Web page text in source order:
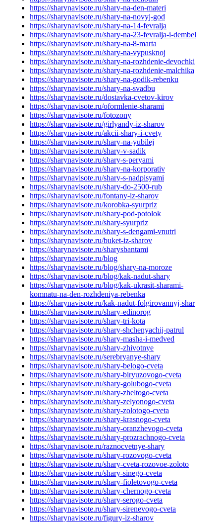
https://sharynavisote.ru/shary-na-den-materi
https://sharynavisote.ru/shary-na-novyj-god
https://sharynavisote.ru/shary-na-14-fevralja
https://sharynavisote.ru/shary-na-23-fevralja-i-dembel
https://sharynavisote.ru/shary-na-8-marta
https://sharynavisote.ru/shary-na-vypusknoj
https://sharynavisote.ru/shary-na-rozhdenie-devochki
https://sharynavisote.ru/shary-na-rozhdenie-malchika
https://sharynavisote.ru/shary-na-godik-rebenku
https://sharynavisote.ru/shary-na-svadbu
https://sharynavisote.ru/dostavka-cvetov-kirov
https://sharynavisote.ru/oformlenie-sharami
https://sharynavisote.ru/fotozony
https://sharynavisote.ru/girlyandy-iz-sharov
https://sharynavisote.ru/akcii-shary-i-cvety
https://sharynavisote.ru/shary-na-yubilej
https://sharynavisote.ru/shary-v-sadik
https://sharynavisote.ru/shary-s-peryami
https://sharynavisote.ru/shary-na-korporativ
https://sharynavisote.ru/shary-s-nadpisyami
https://sharynavisote.ru/shary-do-2500-rub
https://sharynavisote.ru/fontany-iz-sharov
https://sharynavisote.ru/korobka-syurpriz
https://sharynavisote.ru/shary-pod-potolok
https://sharynavisote.ru/shary-syurpriz
https://sharynavisote.ru/shary-s-dengami-vnutri
https://sharynavisote.ru/buket-iz-sharov
https://sharynavisote.ru/sharysbantami
https://sharynavisote.ru/blog
https://sharynavisote.ru/blog/shary-na-moroze
https://sharynavisote.ru/blog/kak-nadut-shary
https://sharynavisote.ru/blog/kak-ukrasit-sharami-
komnatu-na-den-rozhdeniya-rebenka
https://sharynavisote.ru/kak-nadut-folgirovannyj-shar
https://sharynavisote.ru/shary-edinorog
https://sharynavisote.ru/shary-tri-kota
https://sharynavisote.ru/shary-shchenyachij-patrul
https://sharynavisote.ru/shary-masha-i-medved
https://sharynavisote.ru/shary-zhivotnye
https://sharynavisote.ru/serebryanye-shary
https://sharynavisote.ru/shary-belogo-cveta
https://sharynavisote.ru/shary-biryuzovogo-cveta
https://sharynavisote.ru/shary-golubogo-cveta
https://sharynavisote.ru/shary-zheltogo-cveta
https://sharynavisote.ru/shary-zelyonogo-cveta
https://sharynavisote.ru/shary-zolotogo-cveta
https://sharynavisote.ru/shary-krasnogo-cveta
https://sharynavisote.ru/shary-oranzhevogo-cveta
https://sharynavisote.ru/shary-prozrachnogo-cveta
https://sharynavisote.ru/raznocvetnye-shary
https://sharynavisote.ru/shary-rozovogo-cveta
https://sharynavisote.ru/shary-cveta-rozovoe-zoloto
https://sharynavisote.ru/shary-sinego-cveta
https://sharynavisote.ru/shary-fioletovogo-cveta
https://sharynavisote.ru/shary-chernogo-cveta
https://sharynavisote.ru/shary-serogo-cveta
https://sharynavisote.ru/shary-sirenevogo-cveta
https://sharynavisote.ru/figury-iz-sharov